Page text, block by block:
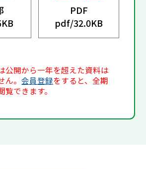
PDF
pdf/32.0KB
公開から一年を超えた資料は
ん。会員登録をすると、全期
できます。